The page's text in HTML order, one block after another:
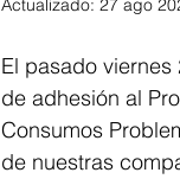
Actualizado: 27 ago
El pasado
de adhesión al
Consumos
de nuestras